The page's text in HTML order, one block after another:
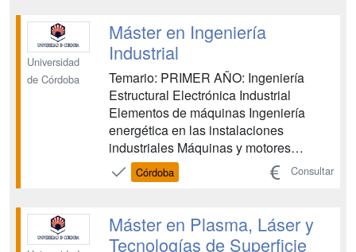
energía. En ellas se incluyen aspectos
de indudable interés en ...
Universidad
de Córdoba
Máster en Ingeniería
Industrial
Temario: PRIMER AÑO: Ingeniería
Estructural Electrónica Industrial
Elementos de máquinas Ingeniería
energética en las instalaciones
industriales Máquinas y motores
térmicos I Dirección de Proyectos
Instalaciones eléctricas I Sistemas de
los Sistemas Electrónicos Máquinas y
motores térmicos II Anál...
Córdoba Consultar
Máster en Plasma, Láser y
Tecnologías de Superficie